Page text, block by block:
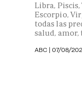
Libra,
Escorpio,
todas las
salud, amor,
ABC | 07/08/